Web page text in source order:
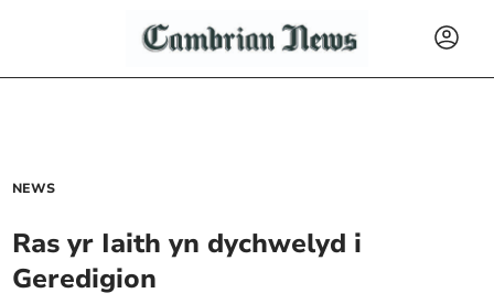
NEWS
Ras yr Iaith yn dychwelyd i
Geredigion